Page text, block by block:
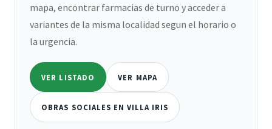
mapa, encontrar farmacias de turno y acceder a
variantes de la misma localidad segun el horario o
la urgencia.
VER LISTADO VER MAPA
OBRAS SOCIALES EN VILLA IRIS